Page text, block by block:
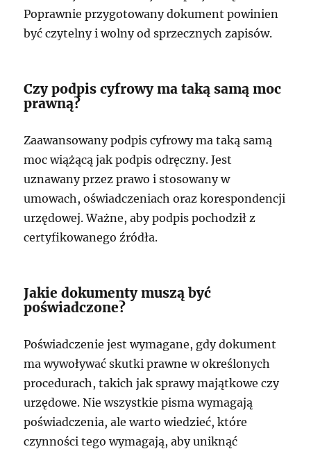
Poprawnie przygotowany dokument powinien
być czytelny i wolny od sprzecznych zapisów.
Czy podpis cyfrowy ma taką samą moc
prawną?
Zaawansowany podpis cyfrowy ma taką samą
moc wiążącą jak podpis odręczny. Jest
uznawany przez prawo i stosowany w
umowach, oświadczeniach oraz korespondencji
urzędowej. Ważne, aby podpis pochodził z
certyfikowanego źródła.
Jakie dokumenty muszą być
poświadczone?
Poświadczenie jest wymagane, gdy dokument
ma wywoływać skutki prawne w określonych
procedurach, takich jak sprawy majątkowe czy
urzędowe. Nie wszystkie pisma wymagają
poświadczenia, ale warto wiedzieć, które
czynności tego wymagają, aby uniknąć